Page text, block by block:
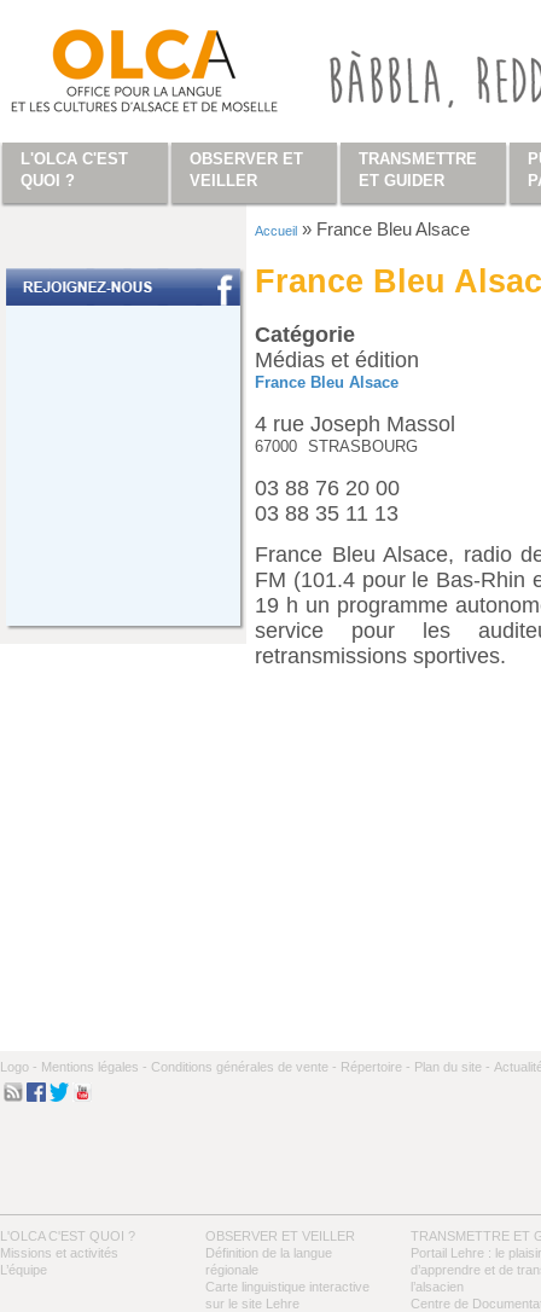
Accueil » France Bleu Alsace
France Bleu
Catégorie
Médias et édition
France Bleu Alsace
4 rue Joseph Massol
67000 STRASBOURG
03 88 76 20 00
03 88 35 11 13
France Bleu Alsace, radio
FM (101.4 pour le Bas-Rhin
19 h un programme
service pour les
retransmissions sportives.
Logo - Mentions légales - Conditions générales de vente - Répertoire - Plan du site -
L'OLCA C'EST QUOI ?
Missions et activités
L’équipe
OBSERVER ET VEILLER
Définition de la langue
régionale
Carte linguistique interactive
sur le site Lehre
TRANSMETTRE ET
Portail Lehre : le plaisir
d’apprendre et de
l’alsacien
Centre de
L'OLCA C'EST
QUOI ?
OBSERVER ET
VEILLER
TRANSMETTRE
ET GUIDER